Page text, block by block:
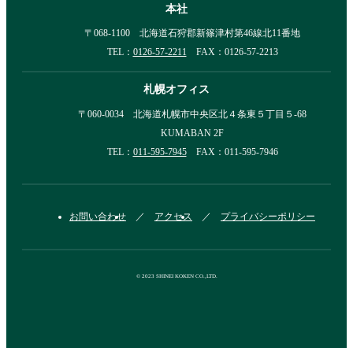
本社
〒068-1100 北海道石狩郡新篠津村第46線北11番地
TEL： 0126-57-2211FAX：0126-57-2213
札幌オフィス
〒060-0034 北海道札幌市中央区北４条東５丁目５-68
KUMABAN 2F
TEL： 011-595-7945FAX：011-595-7946
お問い合わせ アクセス プライバシーポリシー
© 2023 SHINEI KOKEN CO.,LTD.